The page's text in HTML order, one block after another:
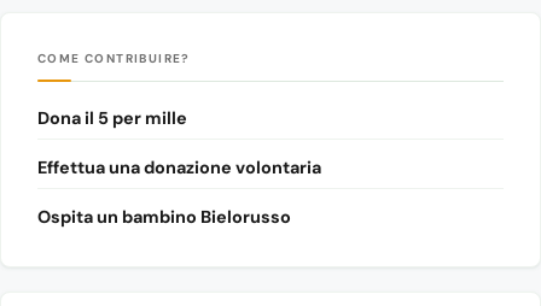
COME CONTRIBUIRE?
Dona il 5 per mille
Effettua una donazione volontaria
Ospita un bambino Bielorusso